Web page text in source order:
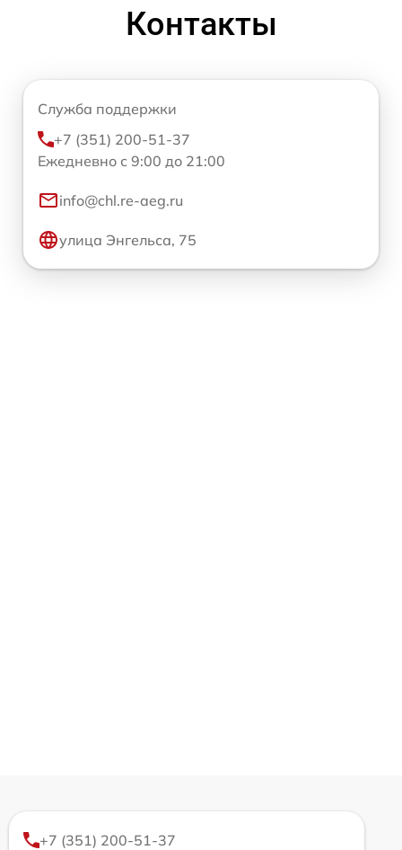
Контакты
Служба поддержки
+7 (351) 200-51-37
Ежедневно с 9:00 до 21:00
info@chl.re-aeg.ru
улица Энгельса, 75
+7 (351) 200-51-37